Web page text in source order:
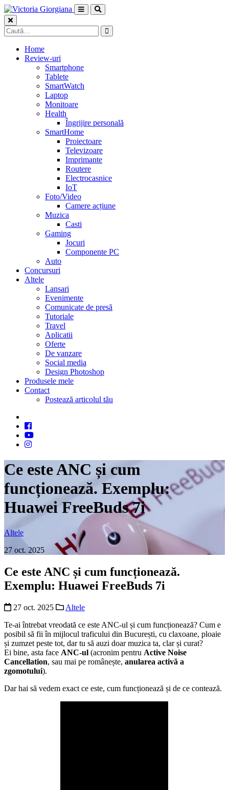
Skip
to
content
Caută
după:
Home
Review-uri
Smartphone
Tablete
SmartWatch
Laptop
Monitoare
Health
Îngrijire personală
SmartHome
Proiectoare
Televizoare
Imprimante
Routere
Electrocasnice
IoT
Foto/Video
Camere acțiune
Muzica
Casti
Gaming
Jocuri
Componente PC
Auto
Concursuri
Altele
Lansari
Evenimente
Comunicate de presă
Tutoriale
Travel
Aplicatii
Oferte
De vanzare
Social media
Design Photoshop
Produsele mele
Contact
Postează articolul tău
Ce este ANC și cum
funcționează. Exemplu:
Huawei FreeBuds 7i
Altele
27 oct. 2025
Ce este ANC și cum funcționează.
Exemplu: Huawei FreeBuds 7i
27 oct. 2025
Altele
Te-ai întrebat vreodată ce este ANC-ul și cum funcționează? Cum e
posibil să fii în mijlocul traficului din București, cu claxoane, ploaie
și zumzet peste tot, dar tu să auzi doar muzica ta, clar și curat?
Ei bine, asta face ANC-ul (acronim pentru Active Noise
Cancellation, sau mai pe românește, anularea activă a
zgomotului).
Dar hai să vedem exact ce este, cum funcționează și de ce contează.